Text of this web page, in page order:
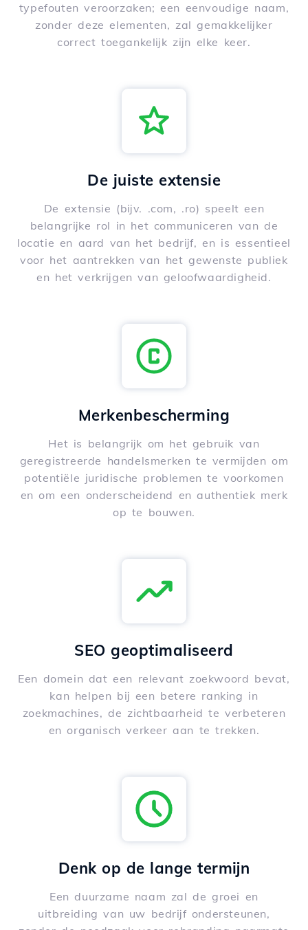
typefouten veroorzaken; een eenvoudige naam,
zonder deze elementen, zal gemakkelijker
correct toegankelijk zijn elke keer.
De juiste extensie
De extensie (bijv. .com, .ro) speelt een
belangrijke rol in het communiceren van de
locatie en aard van het bedrijf, en is essentieel
voor het aantrekken van het gewenste publiek
en het verkrijgen van geloofwaardigheid.
Merkenbescherming
Het is belangrijk om het gebruik van
geregistreerde handelsmerken te vermijden om
potentiële juridische problemen te voorkomen
en om een onderscheidend en authentiek merk
op te bouwen.
SEO geoptimaliseerd
Een domein dat een relevant zoekwoord bevat,
kan helpen bij een betere ranking in
zoekmachines, de zichtbaarheid te verbeteren
en organisch verkeer aan te trekken.
Denk op de lange termijn
Een duurzame naam zal de groei en
uitbreiding van uw bedrijf ondersteunen,